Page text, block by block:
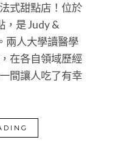
式甜點店！位於
，是 Judy &
兩人大學讀醫學
在各自領域歷經
間讓人吃了有幸